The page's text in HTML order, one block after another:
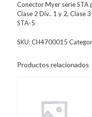
Conector Myer serie STA
Clase 2 Div.. 1 y 2, Clase
STA-5
SKU:CH4700015
Productos relacionados